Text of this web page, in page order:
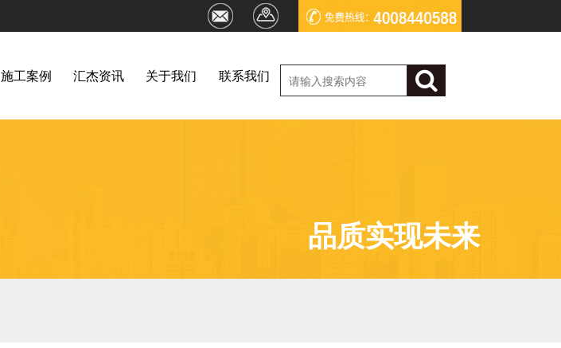
施工案例 汇杰资讯 关于我们 联系我们
品质实现未来